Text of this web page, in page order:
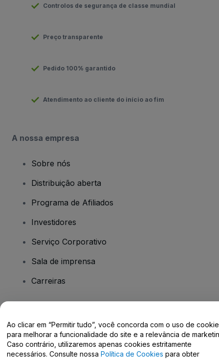
Controlos de segurança de classe mundial
Preço transparente
Pedido 100% garantido
Atendimento ao cliente do início ao fim
A nossa empresa
Sobre nós
Distribuição aberta
Programa de Afiliados
Investidores
Serviço Corporativo
Sala de imprensa
Carreiras
Centro de Ajuda / Fale Conosco
Ao clicar em “Permitir tudo”, você concorda com o uso de
para melhorar a funcionalidade do site e a relevância de
Caso contrário, utilizaremos apenas cookies estritamente
necessários. Consulte nossa Política de Cookies para obter